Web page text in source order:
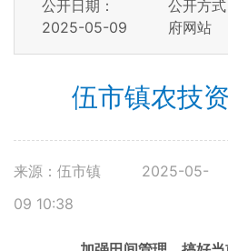
公开日期：
2025-05-09
公开方
府网站
伍市镇农技
来源：伍市镇
2025-05-
09 10:38